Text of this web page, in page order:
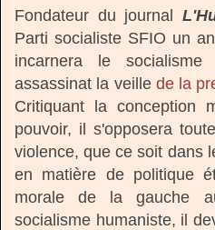
Fondateur du journal
Parti socialiste SFIO un
incarnera le socialisme
assassinat la veille de la
Critiquant la conception
pouvoir, il s'opposera
violence, que ce soit dans
en matière de politique
morale de la gauche
socialisme humaniste, il